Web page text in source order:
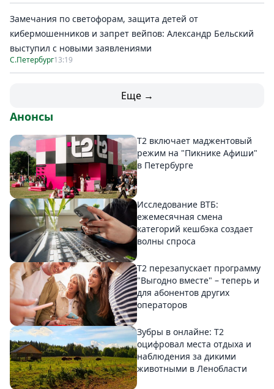
Замечания по светофорам, защита детей от
кибермошенников и запрет вейпов: Александр Бельский
выступил с новыми заявлениями
С.Петербург13:19
Еще →
Анонсы
Т2 включает маджентовый
режим на "Пикнике Афиши"
в Петербурге
Исследование ВТБ:
ежемесячная смена
категорий кешбэка создает
волны спроса
Т2 перезапускает программу
"Выгодно вместе" – теперь и
для абонентов других
операторов
Зубры в онлайне: Т2
оцифровал места отдыха и
наблюдения за дикими
животными в Ленобласти